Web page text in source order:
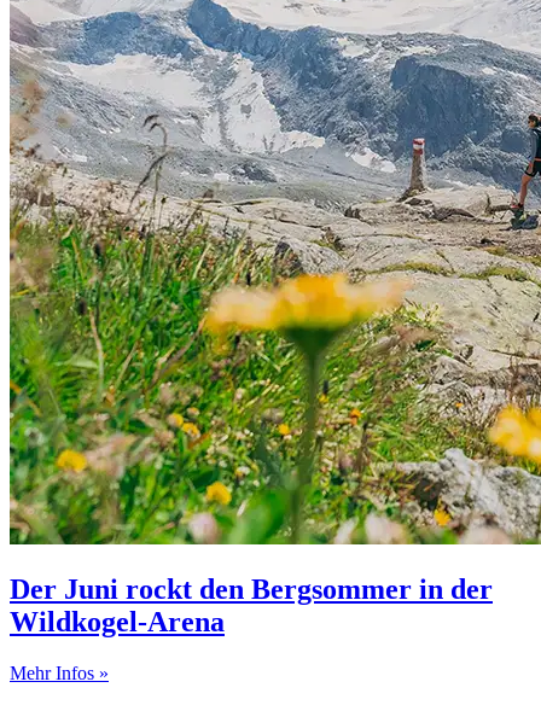
Der Juni rockt den Bergsommer in der
Wildkogel-Arena
Mehr Infos »